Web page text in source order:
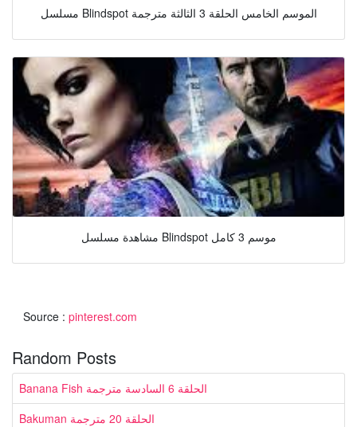
مسلسل Blindspot الموسم الخامس الحلقة 3 الثالثة مترجمة
مشاهدة مسلسل Blindspot موسم 3 كامل
Source : pinterest.com
Random Posts
Banana Fish الحلقة 6 السادسة مترجمة
Bakuman الحلقة 20 مترجمة